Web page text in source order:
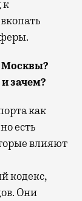
к
Москвы?
зачем?
как
есть
влияют
кодекс,
Они